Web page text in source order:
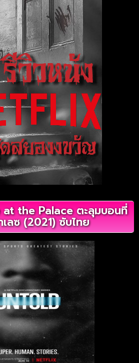
the Palace ตะลุมบอนที่
เลซ (2021) ซับไทย